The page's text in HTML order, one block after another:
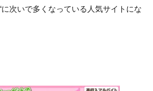
に次いで多くなっている人気サイトにな